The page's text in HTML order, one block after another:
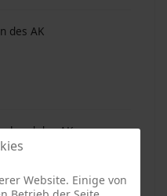
des AK
des AK
Website. Einige von